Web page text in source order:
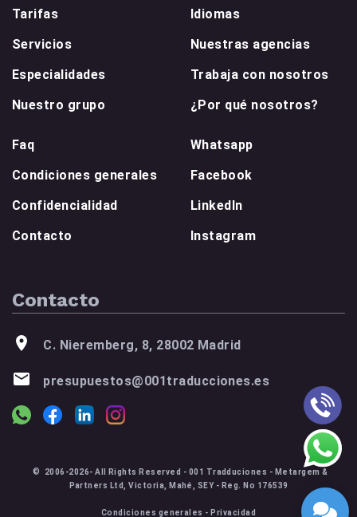
Tarifas
Servicios
Especialidades
Nuestro grupo
Idiomas
Nuestras agencias
Trabaja con nosotros
¿Por qué nosotros?
Faq
Condiciones generales
Confidencialidad
Contacto
Whatsapp
Facebook
LinkedIn
Instagram
Contacto
C. Nieremberg, 8, 28002 Madrid
presupuestos@001traducciones.es
© 2006-2026- All Rights Reserved - 001 Tradduciones - Metargem &
Partners Ltd, Victoria, Mahé, SEY - Reg. No 176539
Condiciones generales - Privacidad